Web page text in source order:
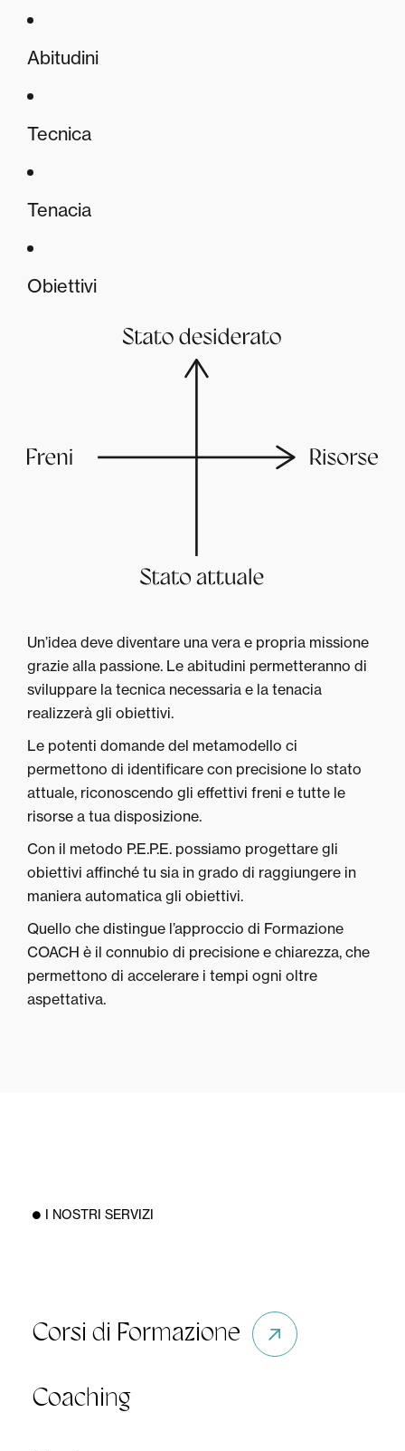
Abitudini
Tecnica
Tenacia
Obiettivi
Un’idea deve diventare una vera e propria missione
grazie alla passione. Le abitudini permetteranno di
sviluppare la tecnica necessaria e la tenacia
realizzerà gli obiettivi.
Le potenti domande del metamodello ci
permettono di identificare con precisione lo stato
attuale, riconoscendo gli effettivi freni e tutte le
risorse a tua disposizione.
Con il metodo P.E.P.E. possiamo progettare gli
obiettivi affinché tu sia in grado di raggiungere in
maniera automatica gli obiettivi.
Quello che distingue l’approccio di Formazione
COACH è il connubio di precisione e chiarezza, che
permettono di accelerare i tempi ogni oltre
aspettativa.
I NOSTRI SERVIZI
Corsi di Formazione
Coaching